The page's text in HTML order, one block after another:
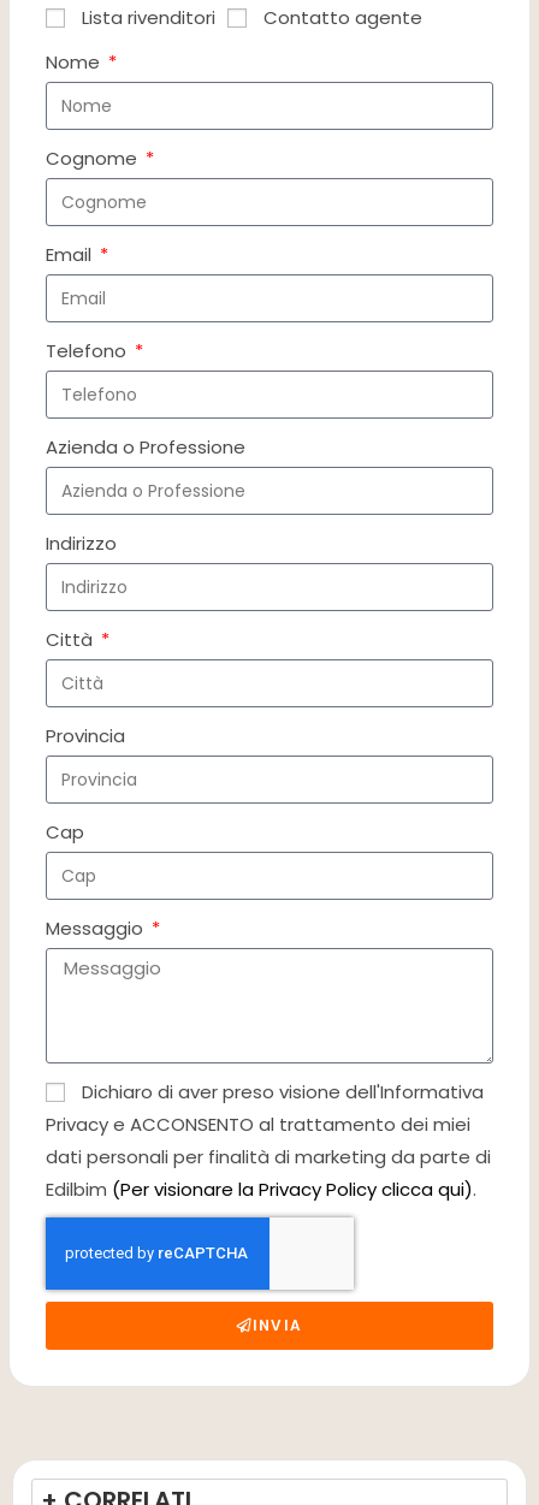
Lista rivenditori
Contatto agente
Nome
Cognome
Email
Telefono
Azienda o Professione
Indirizzo
Città
Provincia
Cap
Messaggio
Dichiaro di aver preso visione dell'Informativa
Privacy e ACCONSENTO al trattamento dei miei
dati personali per finalità di marketing da parte di
Edilbim (Per visionare la Privacy Policy clicca qui).
INVIA